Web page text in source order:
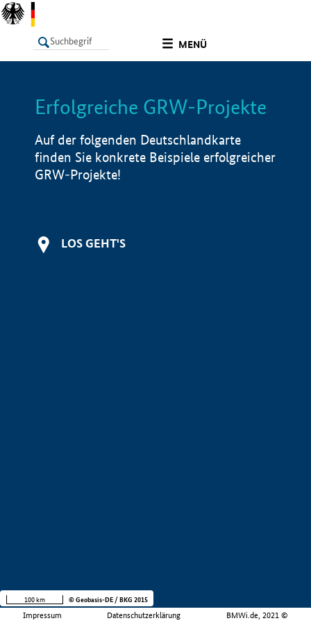
MENÜ
LISTE Info
Erfolgreiche GRW-Projekte
Auf der folgenden Deutschlandkarte
finden Sie konkrete Beispiele erfolgreicher
GRW-Projekte!
LOS GEHT'S
Impressum Datenschutzerklärung BMWi.de, 2021 ©
100 km © Geobasis-DE / BKG 2015